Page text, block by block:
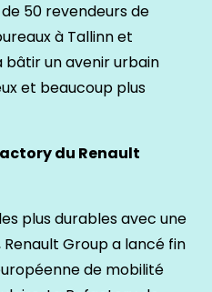
50 revendeurs de
à Tallinn et
bâtir un avenir urbain
et beaucoup plus
du Renault
plus durables avec une
Group a lancé fin
de mobilité